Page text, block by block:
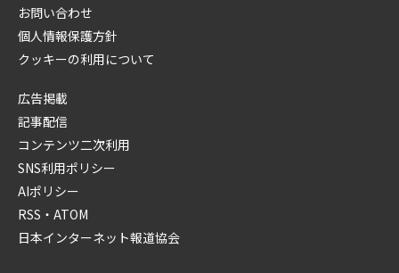
お問い合わせ
個人情報保護方針
クッキーの利用について
広告掲載
記事配信
コンテンツ二次利用
SNS利用ポリシー
AIポリシー
RSS・ATOM
日本インターネット報道協会